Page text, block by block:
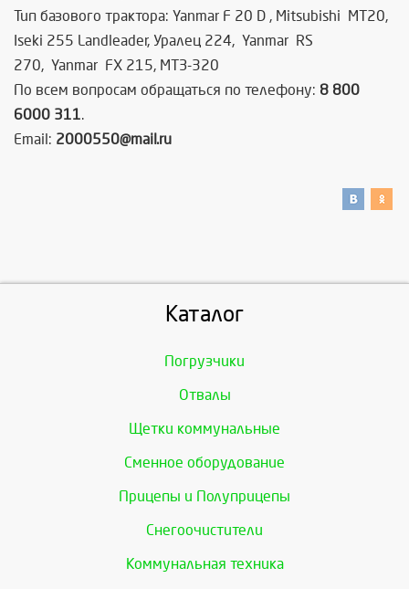
Тип базового трактора: Yanmar F 20 D , Mitsubishi МТ20,
Iseki 255 Landleader, Уралец 224, Yanmar RS
270, Yanmar FX 215, МТЗ-320
По всем вопросам обращаться по телефону: 8 800
6000 311.
Email: 2000550@mail.ru
Каталог
Погрузчики
Отвалы
Щетки коммунальные
Сменное оборудование
Прицепы и Полуприцепы
Снегоочистители
Коммунальная техника